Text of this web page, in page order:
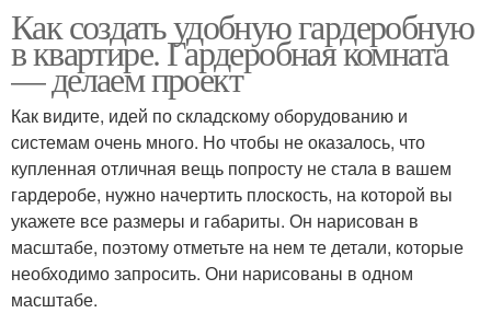
Как создать удобную гардеробную
в квартире. Гардеробная комната
— делаем проект
Как видите, идей по складскому оборудованию и
системам очень много. Но чтобы не оказалось, что
купленная отличная вещь попросту не стала в вашем
гардеробе, нужно начертить плоскость, на которой вы
укажете все размеры и габариты. Он нарисован в
масштабе, поэтому отметьте на нем те детали, которые
необходимо запросить. Они нарисованы в одном
масштабе.